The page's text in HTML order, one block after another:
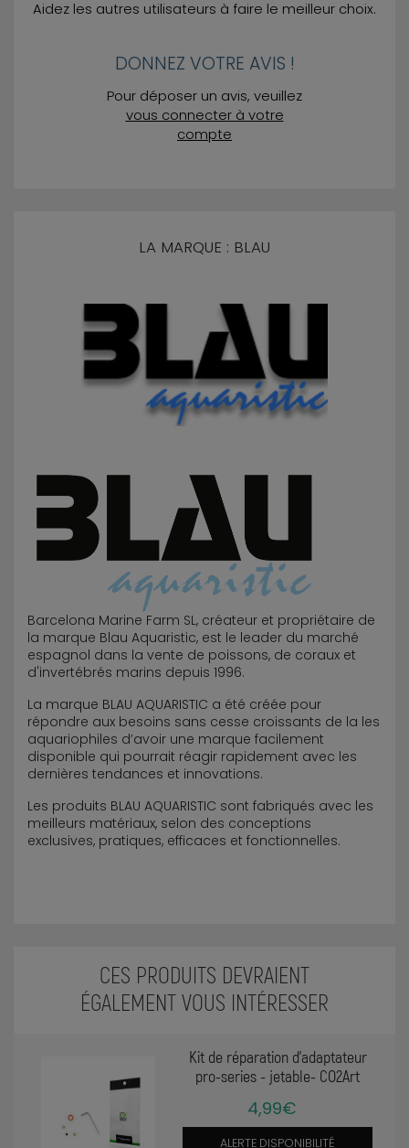
Aidez les autres utilisateurs à faire le meilleur choix.
DONNEZ VOTRE AVIS !
Pour déposer un avis, veuillez
vous connecter à votre
compte
LA MARQUE : BLAU
Barcelona Marine Farm SL, créateur et propriétaire de
la marque Blau Aquaristic, est le leader du marché
espagnol dans la vente de poissons, de coraux et
d'invertébrés marins depuis 1996.
La marque BLAU AQUARISTIC a été créée pour
répondre aux besoins sans cesse croissants de la les
aquariophiles d’avoir une marque facilement
disponible qui pourrait réagir rapidement avec les
dernières tendances et innovations.
Les produits BLAU AQUARISTIC sont fabriqués avec les
meilleurs matériaux, selon des conceptions
exclusives, pratiques, efficaces et fonctionnelles.
CES PRODUITS DEVRAIENT
ÉGALEMENT VOUS INTÉRESSER
Kit de réparation d’adaptateur
pro-series - jetable- CO2Art
4,99€
ALERTE DISPONIBILITÉ